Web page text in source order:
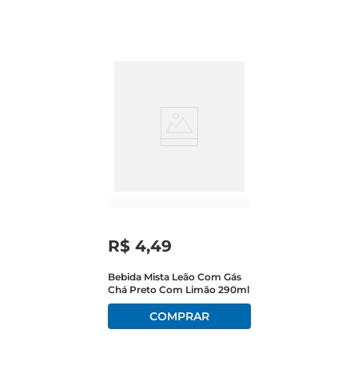
R$ 4,49
Bebida Mista Leão Com Gás
Chá Preto Com Limão 290ml